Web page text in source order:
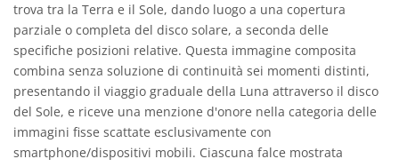
trova tra la Terra e il Sole, dando luogo a una copertura
parziale o completa del disco solare, a seconda delle
specifiche posizioni relative. Questa immagine composita
combina senza soluzione di continuità sei momenti distinti,
presentando il viaggio graduale della Luna attraverso il disco
del Sole, e riceve una menzione d'onore nella categoria delle
immagini fisse scattate esclusivamente con
smartphone/dispositivi mobili. Ciascuna falce mostrata